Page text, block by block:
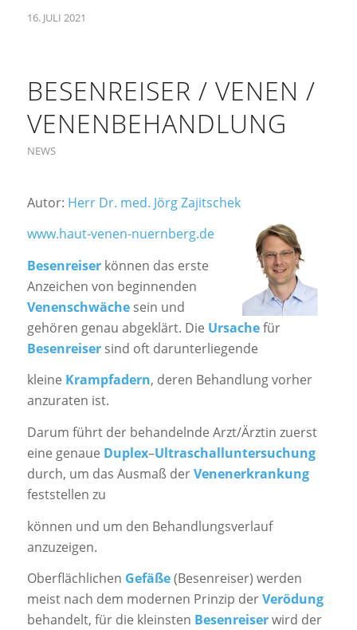
16. JULI 2021
BESENREISER / VENEN /
VENENBEHANDLUNG
NEWS
Autor: Herr Dr. med. Jörg Zajitschek
www.haut-venen-nuernberg.de
Besenreiserkönnen das erste
Anzeichen von beginnenden
Venenschwächesein und
gehören genau abgeklärt. Die Ursachefür
Besenreisersind oft darunterliegende
kleine Krampfadern, deren Behandlung vorher
anzuraten ist.
Darum führt der behandelnde Arzt/Ärztin zuerst
eine genaue Duplex–Ultraschalluntersuchung
durch, um das Ausmaß derVenenerkrankung
feststellen zu
können und um den Behandlungsverlauf
anzuzeigen.
Oberflächlichen Gefäße(Besenreiser) werden
meist nach dem modernen Prinzip derVerödung
behandelt, für die kleinsten Besenreiserwird der